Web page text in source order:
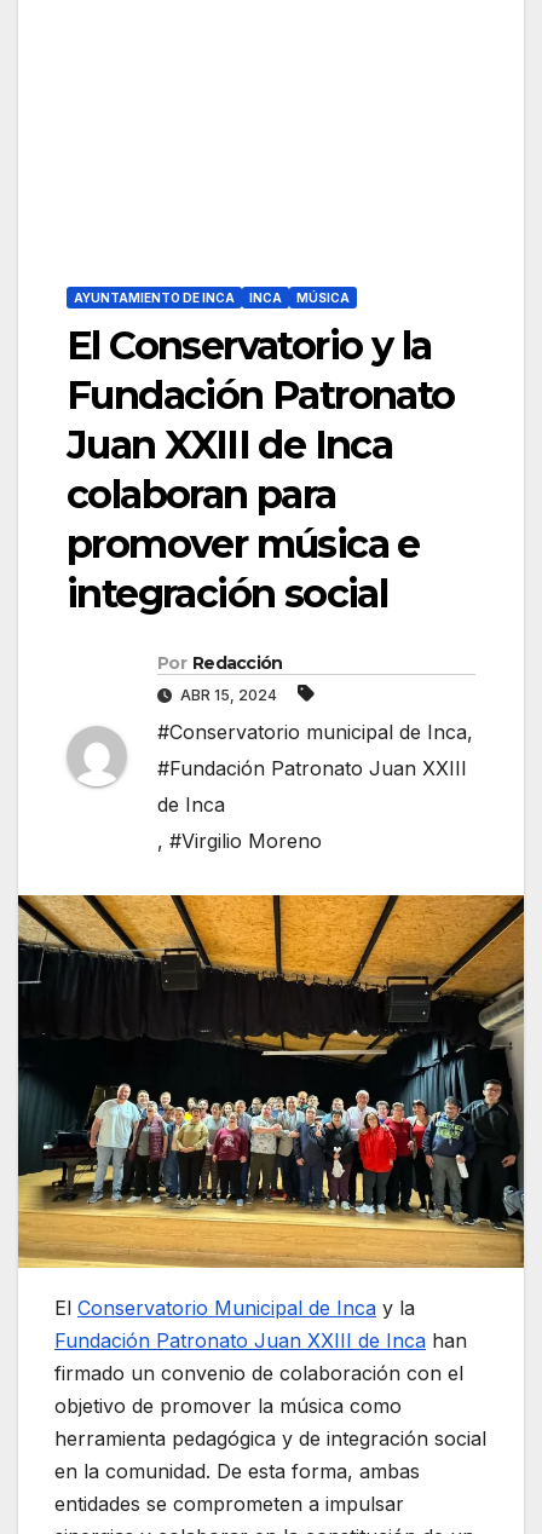
AYUNTAMIENTO DE INCA INCA MÚSICA
El Conservatorio y la
Fundación Patronato
Juan XXIII de Inca
colaboran para
promover música e
integración social
Por Redacción
ABR 15, 2024
#Conservatorio municipal de Inca,
#Fundación Patronato Juan XXIII
de Inca
, #Virgilio Moreno
El Conservatorio Municipal de Inca y la
Fundación Patronato Juan XXIII de Inca han
firmado un convenio de colaboración con el
objetivo de promover la música como
herramienta pedagógica y de integración social
en la comunidad. De esta forma, ambas
entidades se comprometen a impulsar